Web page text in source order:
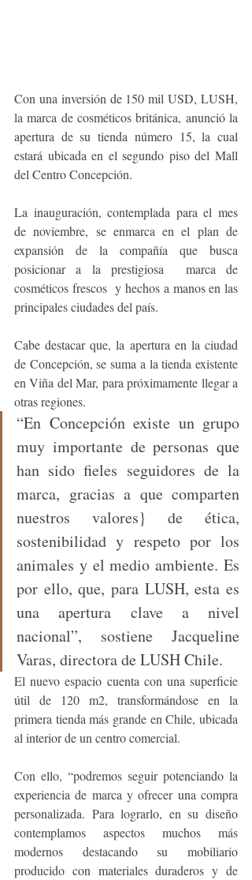
Con una inversión de 150 mil USD, LUSH,
la marca de cosméticos británica, anunció la
apertura de su tienda número 15, la cual
estará ubicada en el segundo piso del Mall
del Centro Concepción.
La inauguración, contemplada para el mes
de noviembre, se enmarca en el plan de
expansión de la compañía que busca
posicionar a la prestigiosa  marca de
cosméticos frescos  y hechos a manos en las
principales ciudades del país.
Cabe destacar que, la apertura en la ciudad
de Concepción, se suma a la tienda existente
en Viña del Mar, para próximamente llegar a
otras regiones.
“En Concepción existe un grupo
muy importante de personas que
han sido fieles seguidores de la
marca, gracias a que comparten
nuestros valores} de ética,
sostenibilidad y respeto por los
animales y el medio ambiente. Es
por ello, que, para LUSH, esta es
una apertura clave a nivel
nacional”, sostiene Jacqueline
Varas, directora de LUSH Chile.
El nuevo espacio cuenta con una superficie
útil de 120 m2, transformándose en la
primera tienda más grande en Chile, ubicada
al interior de un centro comercial.
Con ello, “podremos seguir potenciando la
experiencia de marca y ofrecer una compra
personalizada. Para lograrlo, en su diseño
contemplamos aspectos muchos más
modernos destacando su mobiliario
producido con materiales duraderos y de